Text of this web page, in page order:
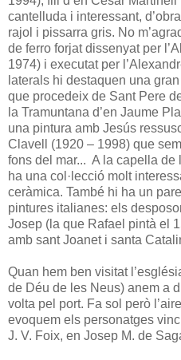
cantelluda i interessant,
rajol i pissarra gris. No
de ferro forjat dissenyat per
1974) i executat per
laterals hi destaquen una
que procedeix de Sant Pere
la Tramuntana d’en Jaume
una pintura amb Jesús
Clavell (1920 – 1998) que
fons del mar... A la capella de
ha una col·lecció molt
ceràmica. També hi ha un
pintures italianes: els
Josep (la que Rafael pintà el
amb sant Joanet i santa
Quan hem ben visitat
de Déu de les Neus) anem a
volta pel port. Fa sol però
evoquem els personatges
J. V. Foix, en Josep M. de